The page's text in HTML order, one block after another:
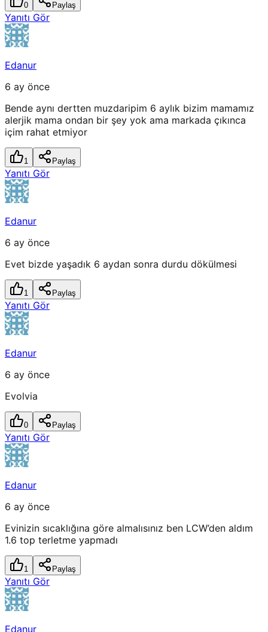
0 Paylaş
Yanıtı Gör
Edanur
6 ay önce
Bende aynı dertten muzdaripim 6 aylık bizim mamamız
alerjik mama ondan bir şey yok ama markada çıkınca
içim rahat etmiyor
1 Paylaş
Yanıtı Gör
Edanur
6 ay önce
Evet bizde yaşadık 6 aydan sonra durdu dökülmesi
1 Paylaş
Yanıtı Gör
Edanur
6 ay önce
Evolvia
0 Paylaş
Yanıtı Gör
Edanur
6 ay önce
Evinizin sıcaklığına göre almalısınız ben LCW’den aldım
1.6 top terletme yapmadı
1 Paylaş
Yanıtı Gör
Edanur